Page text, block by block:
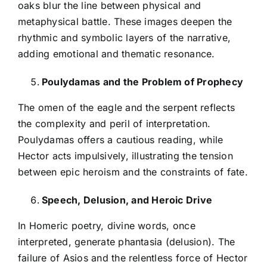
oaks blur the line between physical and
metaphysical battle. These images deepen the
rhythmic and symbolic layers of the narrative,
adding emotional and thematic resonance.
Poulydamas and the Problem of Prophecy
The omen of the eagle and the serpent reflects
the complexity and peril of interpretation.
Poulydamas offers a cautious reading, while
Hector acts impulsively, illustrating the tension
between epic heroism and the constraints of fate.
Speech, Delusion, and Heroic Drive
In Homeric poetry, divine words, once
interpreted, generate phantasia (delusion). The
failure of Asios and the relentless force of Hector